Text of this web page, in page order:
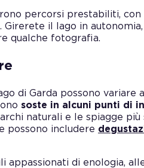
percorsi prestabiliti, con
il lago in
qualche fotografia.
di Garda possono variare
soste in alcuni punti di
naturali e le spiagge più
possono includere
appassionati di enologia,